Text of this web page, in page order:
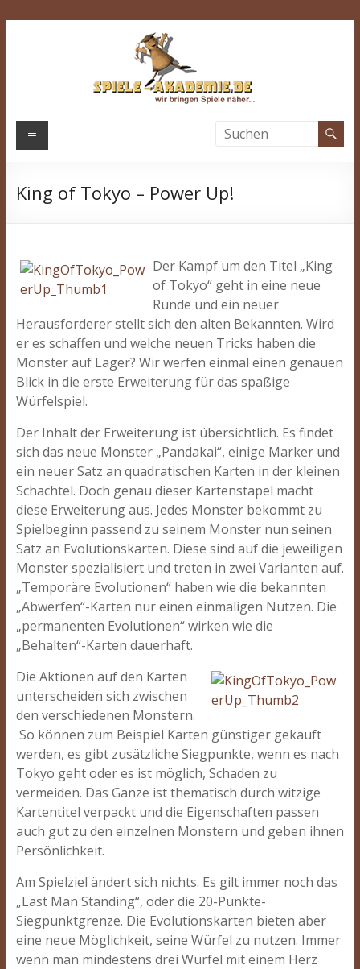
Spiele-
Wir
Menü
King of Tokyo – Power Up!
Der Kampf um den Titel „King
of Tokyo“ geht in eine neue
Runde und ein neuer
Herausforderer stellt sich den alten Bekannten. Wird
er es schaffen und welche neuen Tricks haben die
Monster auf Lager? Wir werfen einmal einen genauen
Blick in die erste Erweiterung für das spaßige
Würfelspiel.
Der Inhalt der Erweiterung ist übersichtlich. Es findet
sich das neue Monster „Pandakai“, einige Marker und
ein neuer Satz an quadratischen Karten in der kleinen
Schachtel. Doch genau dieser Kartenstapel macht
diese Erweiterung aus. Jedes Monster bekommt zu
Spielbeginn passend zu seinem Monster nun seinen
Satz an Evolutionskarten. Diese sind auf die jeweiligen
Monster spezialisiert und treten in zwei Varianten auf.
„Temporäre Evolutionen“ haben wie die bekannten
„Abwerfen“-Karten nur einen einmaligen Nutzen. Die
„permanenten Evolutionen“ wirken wie die
„Behalten“-Karten dauerhaft.
Die Aktionen auf den Karten
unterscheiden sich zwischen
den verschiedenen Monstern.
So können zum Beispiel Karten günstiger gekauft
werden, es gibt zusätzliche Siegpunkte, wenn es nach
Tokyo geht oder es ist möglich, Schaden zu
vermeiden. Das Ganze ist thematisch durch witzige
Kartentitel verpackt und die Eigenschaften passen
auch gut zu den einzelnen Monstern und geben ihnen
Persönlichkeit.
Am Spielziel ändert sich nichts. Es gilt immer noch das
„Last Man Standing“, oder die 20-Punkte-
Siegpunktgrenze. Die Evolutionskarten bieten aber
eine neue Möglichkeit, seine Würfel zu nutzen. Immer
wenn man mindestens drei Würfel mit einem Herz